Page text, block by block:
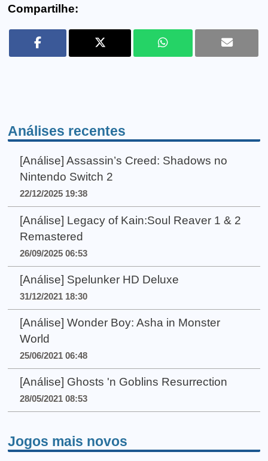
Compartilhe:
Análises recentes
[Análise] Assassin’s Creed: Shadows no
Nintendo Switch 2
22/12/2025 19:38
[Análise] Legacy of Kain:Soul Reaver 1 & 2
Remastered
26/09/2025 06:53
[Análise] Spelunker HD Deluxe
31/12/2021 18:30
[Análise] Wonder Boy: Asha in Monster
World
25/06/2021 06:48
[Análise] Ghosts 'n Goblins Resurrection
28/05/2021 08:53
Jogos mais novos